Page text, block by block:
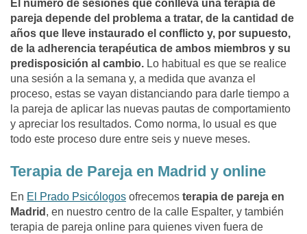
El número de sesiones que conlleva una terapia de
pareja depende del problema a tratar, de la cantidad de
años que lleve instaurado el conflicto y, por supuesto,
de la adherencia terapéutica de ambos miembros y su
predisposición al cambio. Lo habitual es que se realice
una sesión a la semana y, a medida que avanza el
proceso, estas se vayan distanciando para darle tiempo a
la pareja de aplicar las nuevas pautas de comportamiento
y apreciar los resultados. Como norma, lo usual es que
todo este proceso dure entre seis y nueve meses.
Terapia de Pareja en Madrid y online
En El Prado Psicólogos ofrecemos terapia de pareja en
Madrid, en nuestro centro de la calle Espalter, y también
terapia de pareja online para quienes viven fuera de